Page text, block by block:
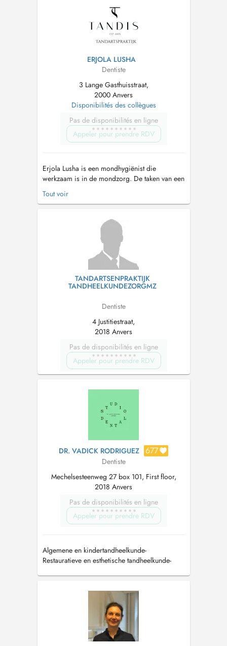
ERJOLA LUSHA
Dentiste
3 Lange Gasthuisstraat,
2000 Anvers
Disponibilités des collègues
Pas de disponibilités en ligne
Appeler pour prendre RDV
Erjola Lusha is een mondhygiënist die
werkzaam is in de mondzorg. De taken van een
preventie. Dit omvat het uitvoeren van
maken van röntgenfoto's, evenals het
voorkomen van tandvleesproblemen en cariës
Tout voir
TANDARTSENPRAKTIJK
TANDHEELKUNDEZORGMZ
Dentiste
4 Justitiestraat,
2018 Anvers
Pas de disponibilités en ligne
Appeler pour prendre RDV
DR. VADICK RODRIGUEZ 677
Dentiste
Mechelsesteenweg 27 box 101, First floor,
2018 Anvers
Pas de disponibilités en ligne
Appeler pour prendre RDV
Algemene en kindertandheelkunde-
Restauratieve en esthetische tandheelkunde-